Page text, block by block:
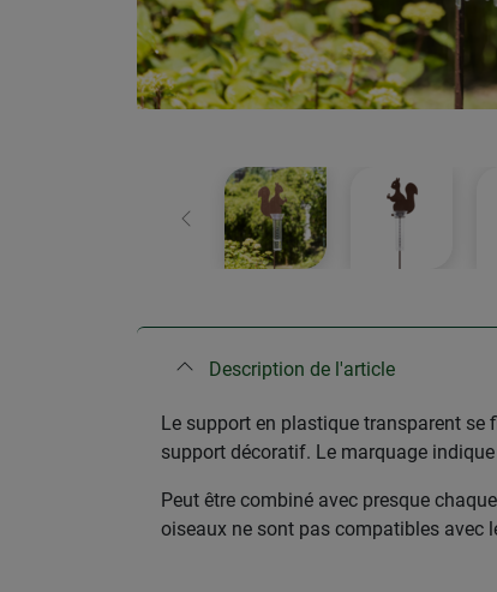
retour
Description de l'article
Le support en plastique transparent se
support décoratif. Le marquage
Peut être combiné avec presque
oiseaux ne sont pas compatibles avec